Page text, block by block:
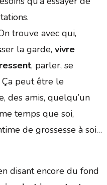
trouve avec qui,
la garde, vivre
, parler, se
Ça peut être le
des amis, quelqu’un
temps que soi,
de grossesse à soi…
disant encore du fond